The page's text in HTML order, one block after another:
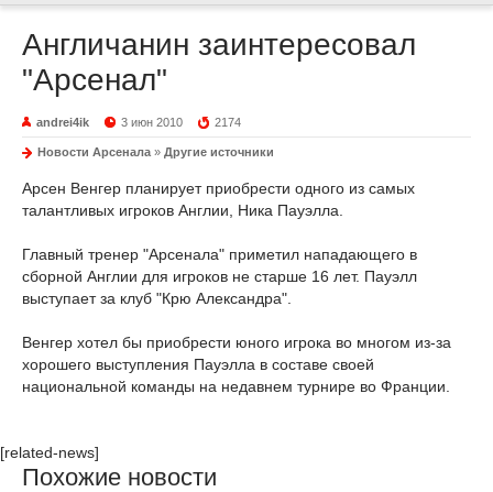
Англичанин заинтересовал
"Арсенал"
andrei4ik 3 июн 2010 2174
Новости Арсенала » Другие источники
Aрсен Венгер планирует приобрести одного из самых
талантливых игроков Англии, Ника Пауэлла.
Главный тренер "Арсенала" приметил нападающего в
сборной Англии для игроков не старше 16 лет. Пауэлл
выступает за клуб "Крю Александра".
Венгер хотел бы приобрести юного игрока во многом из-за
хорошего выступления Пауэлла в составе своей
национальной команды на недавнем турнире во Франции.
[related-news]
Похожие новости